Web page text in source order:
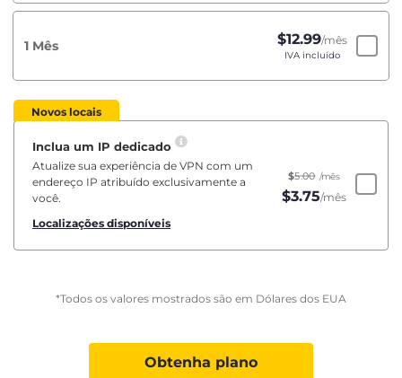
1 Mês $12.99/mês
IVA incluído
Novos locais
Inclua um IP dedicado
Atualize sua experiência de VPN com um
endereço IP atribuído exclusivamente a
você.
Localizações disponíveis
$5.00 /mês
$3.75/mês
*Todos os valores mostrados são em Dólares dos EUA
Obtenha plano